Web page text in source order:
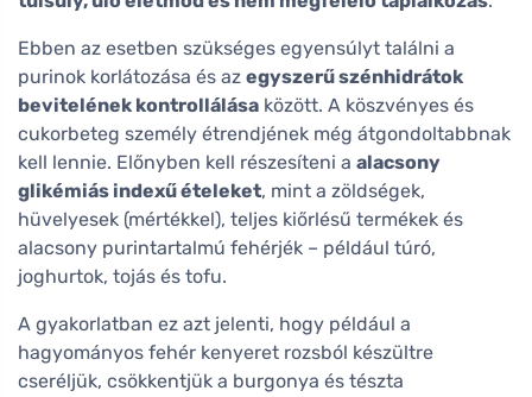
Ebben az esetben szükséges egyensúlyt találni a
purinok korlátozása és az egyszerű szénhidrátok
bevitelének kontrollálása között. A köszvényes és
cukorbeteg személy étrendjének még átgondoltabbnak
kell lennie. Előnyben kell részesíteni a alacsony
glikémiás indexű ételeket, mint a zöldségek,
hüvelyesek (mértékkel), teljes kiőrlésű termékek és
alacsony purintartalmú fehérjék – például túró,
joghurtok, tojás és tofu.
A gyakorlatban ez azt jelenti, hogy például a
hagyományos fehér kenyeret rozsból készültre
cseréljük, csökkentjük a burgonya és tészta